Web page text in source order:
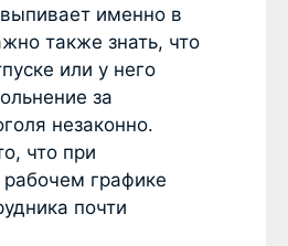
именно в
также знать, что
или у него
за
незаконно.
что при
графике
почти